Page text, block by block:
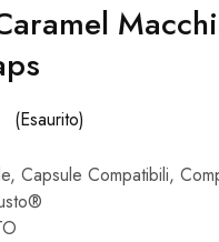
(Esaurito)
, Capsule Compatibili,